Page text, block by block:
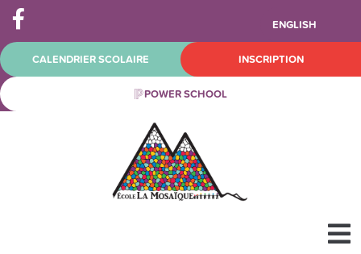
ENGLISH
CALENDRIER SCOLAIRE INSCRIPTION
POWER SCHOOL